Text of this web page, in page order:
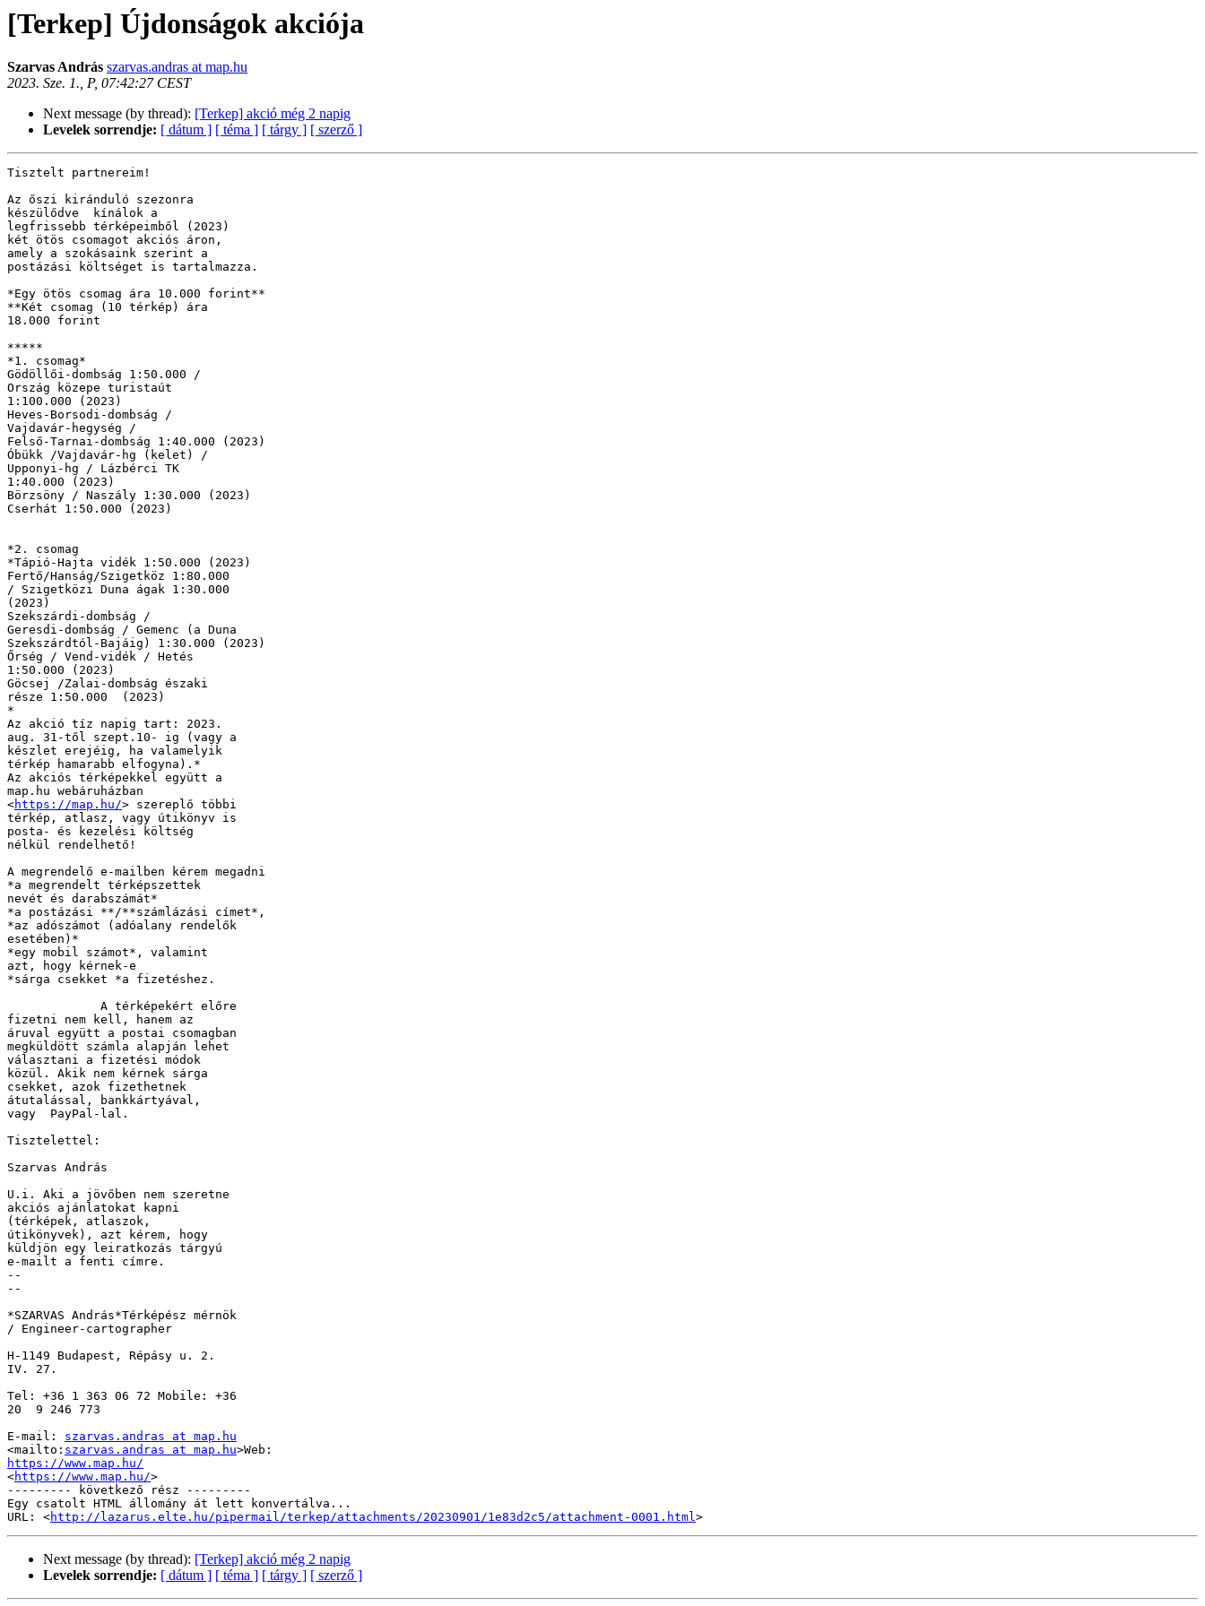
[Terkep] Újdonságok akciója
Szarvas András szarvas.andras at map.hu
2023. Sze. 1., P, 07:42:27 CEST
Next message (by thread): [Terkep] akció még 2 napig
Levelek sorrendje: [ dátum ] [ téma ] [ tárgy ] [ szerző ]
Tisztelt partnereim!
Az őszi kiránduló szezonra
készülődve  kínálok a
legfrissebb térképeimből (2023)
két ötös csomagot akciós áron,
amely a szokásaink szerint a
postázási költséget is tartalmazza.
*Egy ötös csomag ára 10.000 forint**
**Két csomag (10 térkép) ára
18.000 forint
*****
*1. csomag*
Gödöllői-dombság 1:50.000 /
Ország közepe turistaút
1:100.000 (2023)
Heves-Borsodi-dombság /
Vajdavár-hegység /
Felső-Tarnai-dombság 1:40.000 (2023)
Óbükk /Vajdavár-hg (kelet) /
Upponyi-hg / Lázbérci TK
1:40.000 (2023)
Börzsöny / Naszály 1:30.000 (2023)
Cserhát 1:50.000 (2023)
*2. csomag
*Tápió-Hajta vidék 1:50.000 (2023)
Fertő/Hanság/Szigetköz 1:80.000
/ Szigetközi Duna ágak 1:30.000
(2023)
Szekszárdi-dombság /
Geresdi-dombság / Gemenc (a Duna
Szekszárdtól-Bajáig) 1:30.000 (2023)
Őrség / Vend-vidék / Hetés
1:50.000 (2023)
Göcsej /Zalai-dombság északi
része 1:50.000  (2023)
*
Az akció tíz napig tart: 2023.
aug. 31-től szept.10- ig (vagy a
készlet erejéig, ha valamelyik
térkép hamarabb elfogyna).*
Az akciós térképekkel együtt a
map.hu webáruházban
<https://map.hu/> szereplő többi
térkép, atlasz, vagy útikönyv is
posta- és kezelési költség
nélkül rendelhető!
A megrendelő e-mailben kérem megadni
*a megrendelt térképszettek
nevét és darabszámát*
*a postázási **/**számlázási címet*,
*az adószámot (adóalany rendelők
esetében)*
*egy mobil számot*, valamint
azt, hogy kérnek-e
*sárga csekket *a fizetéshez.
fizetni nem kell, hanem az
áruval együtt a postai csomagban
megküldött számla alapján lehet
választani a fizetési módok
közül. Akik nem kérnek sárga
csekket, azok fizethetnek
átutalással, bankkártyával,
vagy  PayPal-lal.
Tisztelettel:
Szarvas András
U.i. Aki a jövőben nem szeretne
akciós ajánlatokat kapni
(térképek, atlaszok,
útikönyvek), azt kérem, hogy
küldjön egy leiratkozás tárgyú
e-mailt a fenti címre.
--
--
*SZARVAS András*Térképész mérnök
/ Engineer-cartographer
H-1149 Budapest, Répásy u. 2.
IV. 27.
Tel: +36 1 363 06 72 Mobile: +36
20  9 246 773
E-mail: szarvas.andras at map.hu
<mailto: szarvas.andras at map.hu
https://www.map.hu/
<https://www.map.hu/>
--------- következő rész ---------
Egy csatolt HTML állomány át lett konvertálva...
URL: <http://lazarus.elte.hu/pipermail/terkep/attachments/20230901/1e83d2c5/attachment-0001.html
Next message (by thread): [Terkep] akció még 2 napig
Levelek sorrendje: [ dátum ] [ téma ] [ tárgy ] [ szerző ]